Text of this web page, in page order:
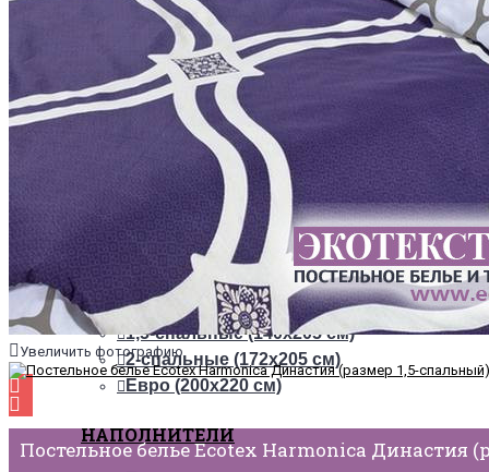
ТКАНИ
Из сатина
Из сатин-жаккарда
ПОСТЕЛЬНОЕ БЕЛЬЕ НА РЕЗИНКЕ
ОДЕЯЛА
РАЗМЕРЫ
1,5-спальные (140х205 см)
2-спальные (172х205 см)
Евро (200х220 см)
НАПОЛНИТЕЛИ
Увеличить фотографию
Постельное белье Ecotex Harmonica Династия